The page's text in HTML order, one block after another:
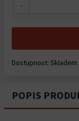
-
Dostupnost: Skladem
POPIS